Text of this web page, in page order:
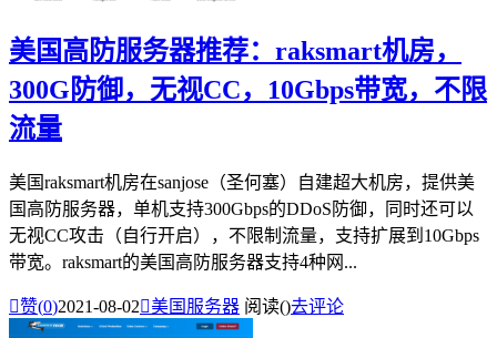
美国高防服务器推荐：raksmart机房，
300G防御，无视CC，10Gbps带宽，不限
流量
美国raksmart机房在sanjose（圣何塞）自建超大机房，提供美
国高防服务器，单机支持300Gbps的DDoS防御，同时还可以
无视CC攻击（自行开启），不限制流量，支持扩展到10Gbps
带宽。raksmart的美国高防服务器支持4种网...
赞(0)2021-08-02美国服务器 阅读()去评论